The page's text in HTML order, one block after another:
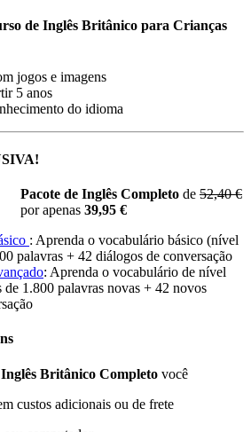
de Inglês Britânico para Crianças
jogos e imagens
5 anos
do idioma
Pacote de Inglês Completo de 52,40 €
por apenas 39,95 €
: Aprenda o vocabulário básico (nível
palavras + 42 diálogos de conversação
: Aprenda o vocabulário de nível
1.800 palavras novas + 42 novos
Inglês Britânico Completo você
custos adicionais ou de frete